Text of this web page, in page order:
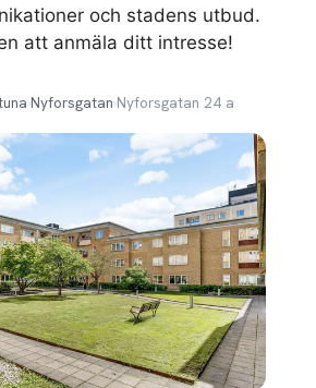
och stadens utbud.
att anmäla ditt intresse!
›Nyforsgatan›Nyforsgatan 24 a